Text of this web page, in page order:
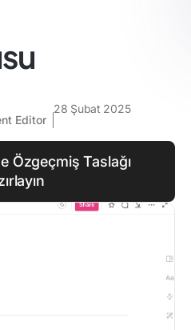
Editor
28 Şubat 2025
Özgeçmiş Taslağı